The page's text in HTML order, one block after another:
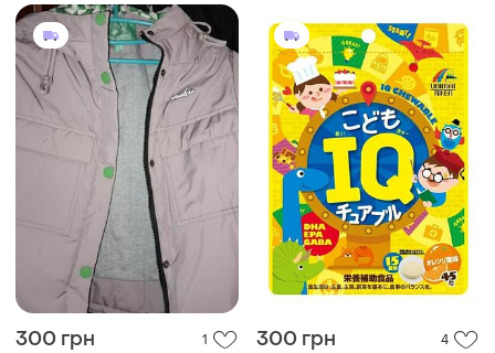
300 грн 1 300 грн 4